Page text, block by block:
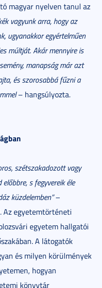
magyar nyelven tanul az
vagyunk arra, hogy az
ugyanakkor egyértelműen
múltját. Akár mennyire is
manapság már azt
és szorosabbá fűzni a
– hangsúlyozta.
szétszakadozott vagy
s fegyvereik éle
küzdelemben”–
Az egyetemtörténeti
egyetem hallgatói
A látogatók
és milyen körülmények
hogyan
könyvtár